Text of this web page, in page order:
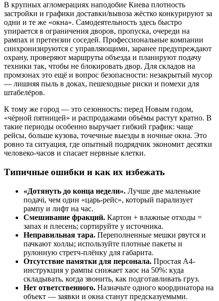
В крупных агломерациях наподобие Киева плотность
застройки и графики доставки/вывоза жёстко конкурируют за
одни и те же «окна». Самодеятельность здесь быстро
упирается в ограничения дворов, пропуска, очереди на
рампах и претензии соседей. Профессиональные компании
синхронизируются с управляющими, заранее предупреждают
охрану, проверяют маршруты объезда и планируют подачу
техники так, чтобы не блокировать двор. Для складов на
промзонах это ещё и вопрос безопасности: незакрытый мусор
— лишняя пыль в доках, пешеходные риски и помехи для
штабелёров.
К тому же город — это сезонность: перед Новым годом,
«чёрной пятницей» и распродажами объёмы растут кратно. В
такие периоды особенно выручает гибкий график: чаще
рейсы, больше кузова, точечные выезды в ночные окна. Это
ровно та ситуация, где опытный подрядчик экономит десятки
человеко-часов и спасает нервные клетки.
Типичные ошибки и как их избежать
«Дотянуть до конца недели». Лучше две маленькие
подачі, чем один «царь-рейс», который парализует
рампу и лифт на час.
Смешивание фракций. Картон + влажные отходы =
запах и плесень; сортируйте у источника.
Неправильная тара. Переполненные мешки рвутся и
пачкают холлы; используйте плотные пакеты и
рулонную стретч-плёнку для габарита.
Отсутствие памятки для персонала. Простая А4-
инструкция у рампы снижает хаос на 50%: куда
складывать, когда звонить, как подготавливать груз.
Нет ответственного. Назначьте одного координатора на
объект — заявки и окна станут предсказуемыми.